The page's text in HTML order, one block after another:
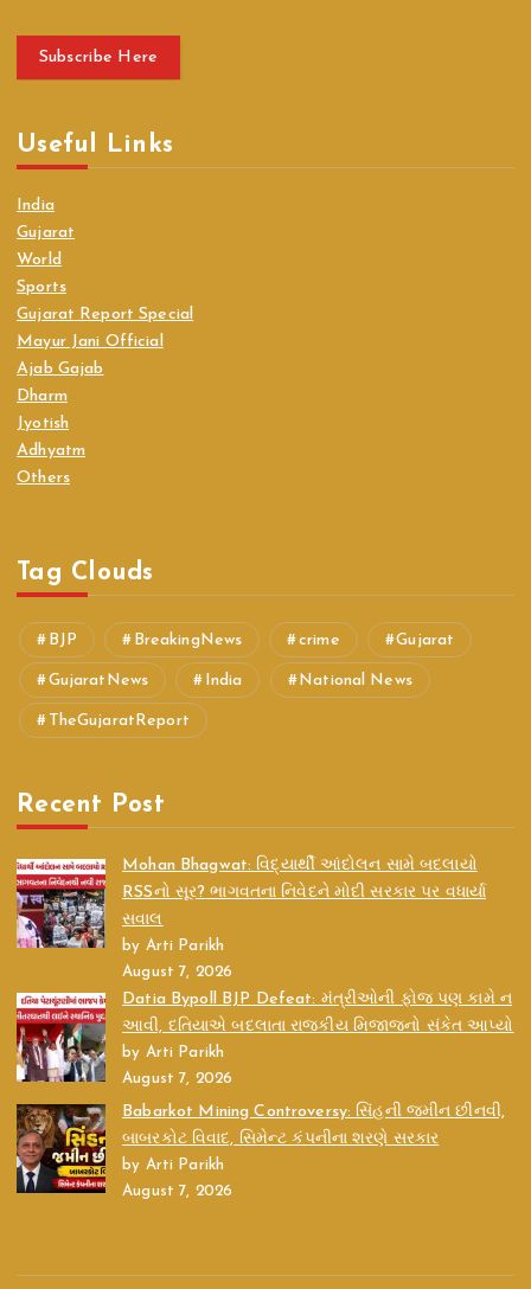
Subscribe Here
Useful Links
India
Gujarat
World
Sports
Gujarat Report Special
Mayur Jani Official
Ajab Gajab
Dharm
Jyotish
Adhyatm
Others
Tag Clouds
BJP BreakingNews crime Gujarat
GujaratNews India National News
TheGujaratReport
Recent Post
Mohan Bhagwat: વિદ્યાર્થી આંદોલન સામે બદલાયો
RSSનો સૂર? ભાગવતના નિવેદને મોદી સરકાર પર વધાર્યા
સવાલ
by Arti Parikh
August 7, 2026
Datia Bypoll BJP Defeat: મંત્રીઓની ફોજ પણ કામે ન
આવી, દતિયાએ બદલાતા રાજકીય મિજાજનો સંકેત આપ્યો
by Arti Parikh
August 7, 2026
Babarkot Mining Controversy: સિંહની જમીન છીનવી,
બાબરકોટ વિવાદ, સિમેન્ટ કંપનીના શરણે સરકાર
by Arti Parikh
August 7, 2026